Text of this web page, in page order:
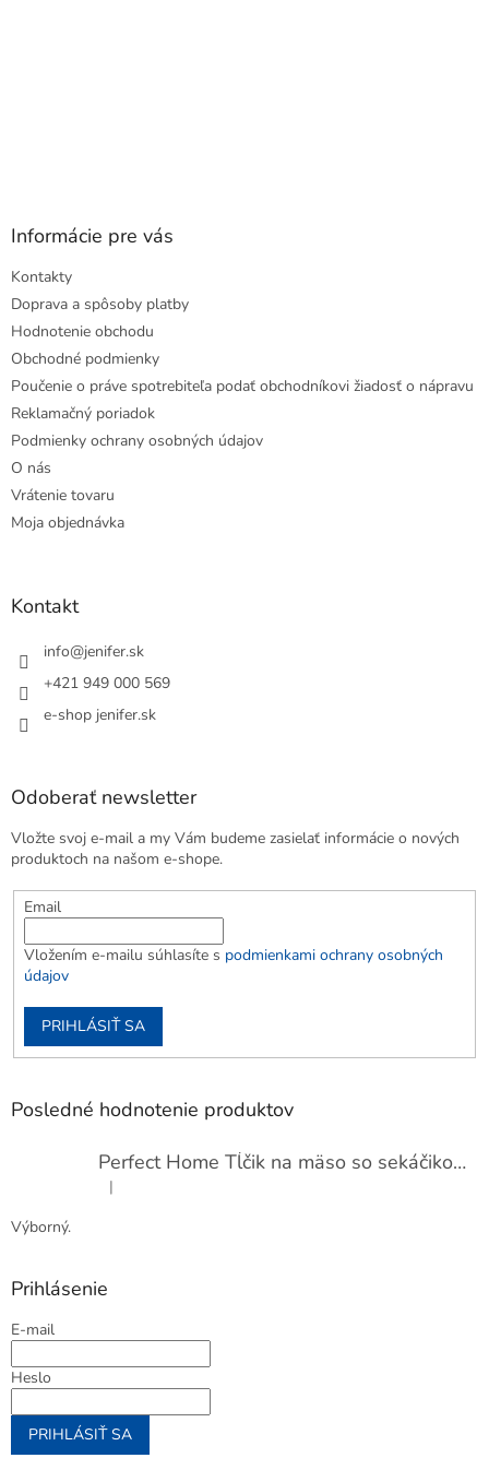
Informácie pre vás
Kontakty
Doprava a spôsoby platby
Hodnotenie obchodu
Obchodné podmienky
Poučenie o práve spotrebiteľa podať obchodníkovi žiadosť o nápravu
Reklamačný poriadok
Podmienky ochrany osobných údajov
O nás
Vrátenie tovaru
Moja objednávka
Kontakt
info@jenifer.sk
+421 949 000 569
e-shop jenifer.sk
Odoberať newsletter
Vložte svoj e-mail a my Vám budeme zasielať informácie o nových
produktoch na našom e-shope.
Email
Vložením e-mailu súhlasíte s podmienkami ochrany osobných
údajov
PRIHLÁSIŤ SA
Posledné hodnotenie produktov
Perfect Home Tĺčik na mäso so sekáčikom, 56893
Hodnotenie produktu je 5 z 5 hviezdičiek.
|
Výborný.
Prihlásenie
E-mail
Heslo
PRIHLÁSIŤ SA